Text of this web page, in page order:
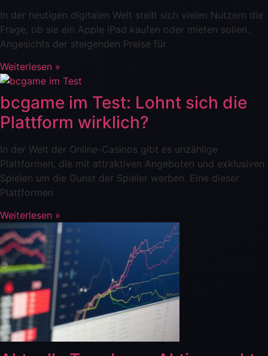
In der heutigen digitalen Welt stellt sich vielen Nutzern die
Frage, ob sie ein Apple iPad kaufen oder mieten sollen.
Angesichts der steigenden Preise für
Weiterlesen »
bcgame im Test: Lohnt sich die
Plattform wirklich?
In der Welt der Online-Casinos gibt es unzählige
Plattformen, die mit attraktiven Angeboten und exklusiven
Spielen um die Gunst der Spieler werben. Eine dieser
Plattformen
Weiterlesen »